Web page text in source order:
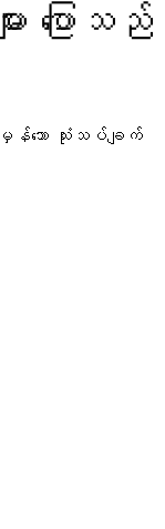
ပြောသည်
န်သော သုံးသပ်ချက်